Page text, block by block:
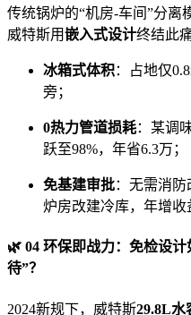
传统锅炉的“机房-车间”分离
威特斯用嵌入式设计终结此
冰箱式体积：占地仅
旁；
0热力管道损耗：某调
跃至98%，年省6.3万；
免基建审批：无需消
炉房改建冷库，年增收
🌿 04 环保即战力：免检设
待”？
2024新规下，威特斯29.8L水